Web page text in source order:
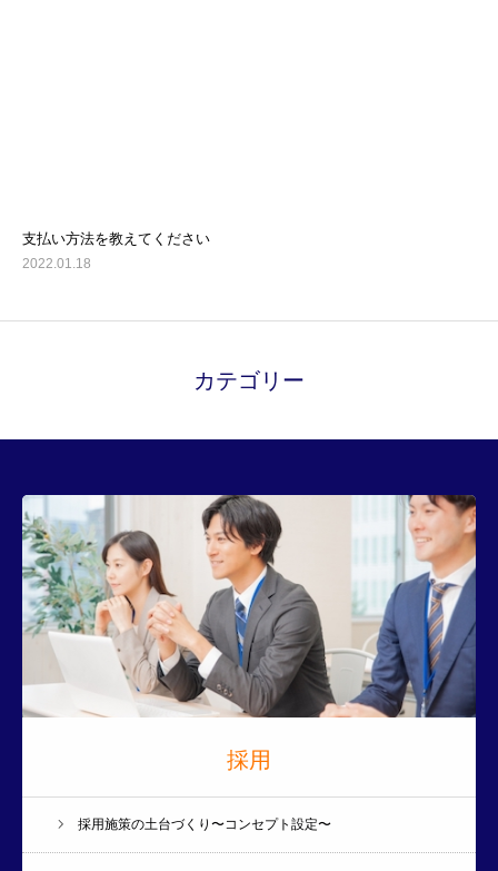
支払い方法を教えてください
2022.01.18
カテゴリー
採用
採用施策の土台づくり〜コンセプト設定〜